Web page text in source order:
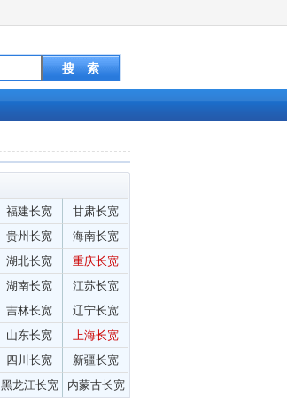
福建长宽
甘肃长宽
贵州长宽
海南长宽
湖北长宽
重庆长宽
湖南长宽
江苏长宽
吉林长宽
辽宁长宽
山东长宽
上海长宽
四川长宽
新疆长宽
黑龙江长宽 内蒙古长宽